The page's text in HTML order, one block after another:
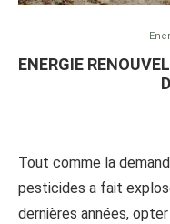
ENERGIE
Tout comme la
pesticides a fait
dernières années,